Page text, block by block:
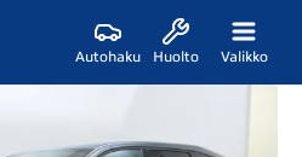
Autohaku Huolto Valikko